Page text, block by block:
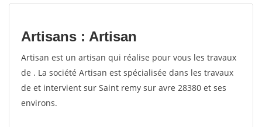
votes
Artisans : Artisan
Artisan est un artisan qui réalise pour vous les travaux
de . La société Artisan est spécialisée dans les travaux
de et intervient sur Saint remy sur avre 28380 et ses
environs.